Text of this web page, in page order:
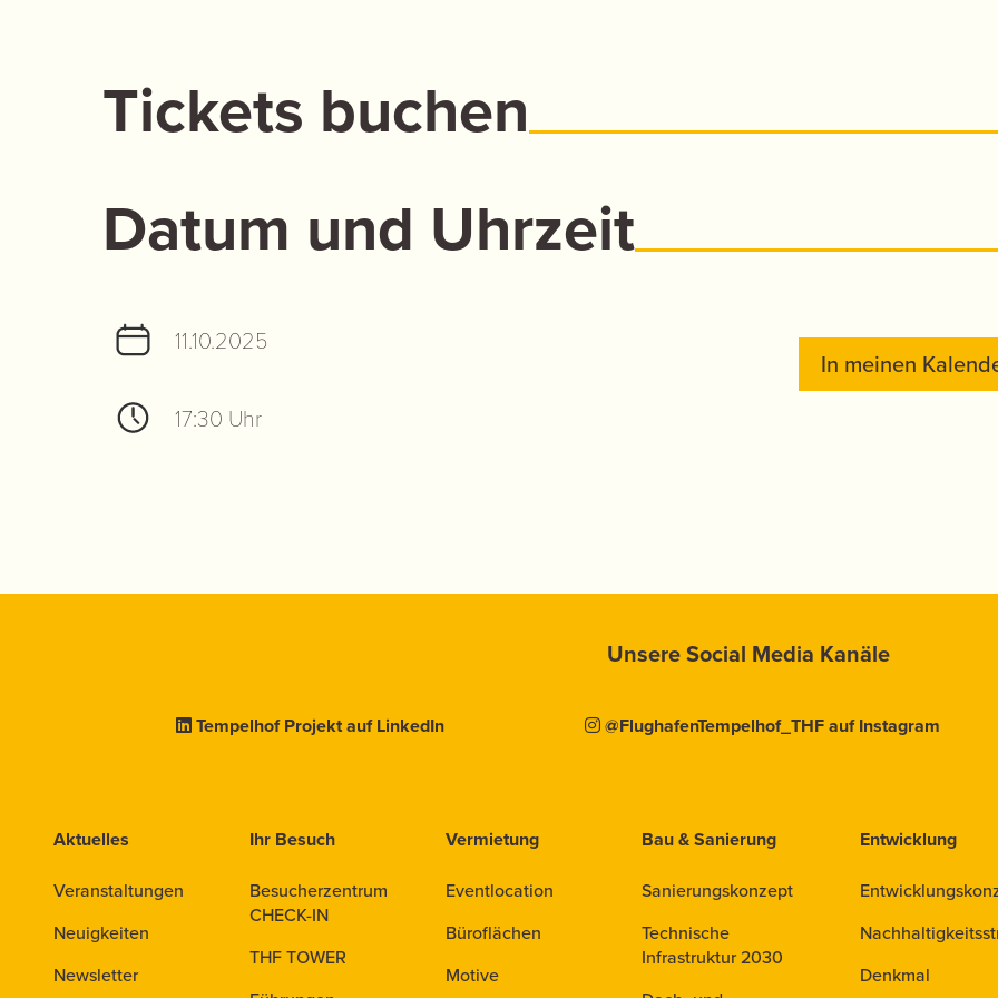
Tickets buchen
Datum und Uhrzeit
11.10.2025
17:30 Uhr
In meinen
Unsere Social Media Kanäle
Tempelhof Projekt auf LinkedIn @FlughafenTempelhof_THF auf Instagram
Aktuelles
Veranstaltungen
Neuigkeiten
Newsletter
Ihr Besuch
Besucherzentrum
CHECK-IN
THF TOWER
Vermietung
Eventlocation
Büroflächen
Motive
Bau & Sanierung
Sanierungskonzept
Technische
Infrastruktur 2030
Entwicklung
Denkmal